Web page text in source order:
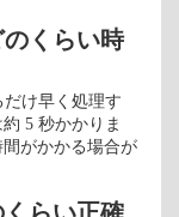
くらい時
け早く処理す
5 秒かかりま
がかかる場合が